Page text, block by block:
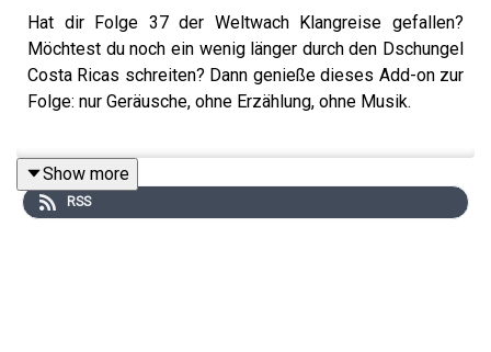
Hat dir Folge 37 der Weltwach Klangreise gefallen?
Möchtest du noch ein wenig länger durch den Dschungel
Costa Ricas schreiten? Dann genieße dieses Add-on zur
Folge: nur Geräusche, ohne Erzählung, ohne Musik.
Aufnahmen und Postproduktion: Erik Lorenz
Show more
RSS